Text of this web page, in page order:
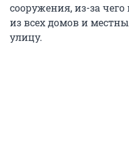
сооружения, из-за
из всех домов и
улицу.